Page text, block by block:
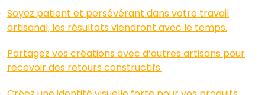
Soyez patient et persévérant dans votre travail
artisanal, les résultats viendront avec le temps.
Partagez vos créations avec d’autres artisans pour
recevoir des retours constructifs.